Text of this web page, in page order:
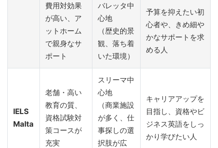
費用対効果
が高い、ア
ットホーム
で親身なサ
ポート
バレッタ中
心地
（歴史的景
観、落ち着
いた環境）
予算を抑えたい初
心者や、きめ細や
かなサポートを求
める人
IELS
Malta
老舗・高い
教育の質、
資格試験対
策コースが
充実
スリーマ中
心地
（商業施設
が多く、仕
事探しの選
択肢が広
キャリアアップを
目指し、資格やビ
ジネス英語をしっ
かり学びたい人